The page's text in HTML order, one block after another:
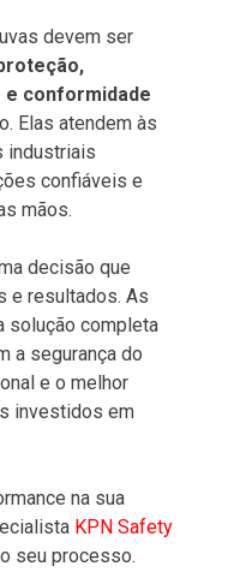
devem ser
e conformidade
Elas atendem às
industriais
confiáveis e
mãos.
decisão que
e resultados. As
solução completa
a segurança do
e o melhor
investidos em
na sua
KPN Safety
seu processo.